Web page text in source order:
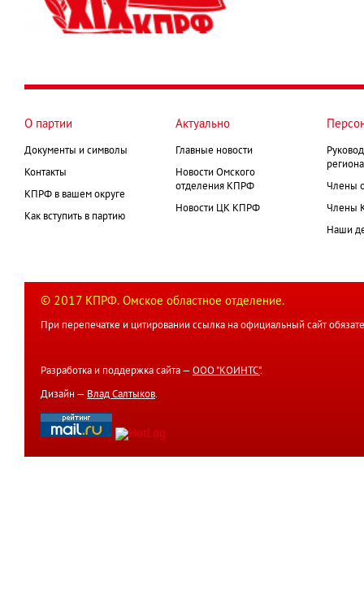
О партии
Документы и символы
Контакты
КПРФ в вашем округе
Как вступить в партию
Актуально
Главные новости
Новости Омского
отделения КПРФ
Новости ЦК КПРФ
Члены
Члены
Наши
© 2017 КПРФ. Омское областное отделение.
При перепечатке и цитировании ссылка на официальный сайт
Разработка и поддержка сайта — ООО "КОИНТС".
Дизайн — Влад Салтыков.